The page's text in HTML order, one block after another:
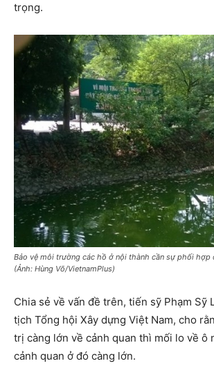
trọng.
Bảo vệ môi trường các hồ ở nội thành cần sự phối hợp
(Ảnh: Hùng Võ/VietnamPlus)
Chia sẻ về vấn đề trên, tiến sỹ Phạm Sỹ
tịch Tổng hội Xây dựng Việt Nam, cho
trị càng lớn về cảnh quan thì mối lo về ô
cảnh quan ở đó càng lớn.